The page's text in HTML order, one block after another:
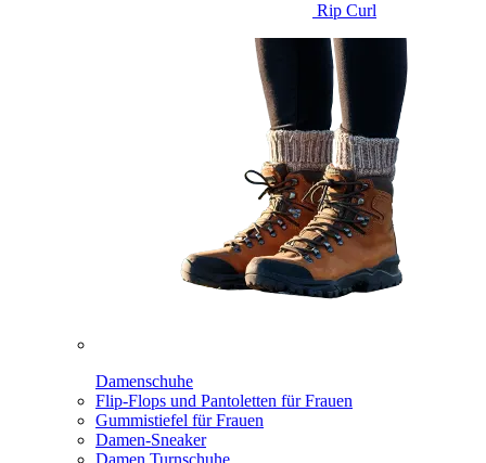
Rip Curl
Damenschuhe
Flip-Flops und Pantoletten für Frauen
Gummistiefel für Frauen
Damen-Sneaker
Damen Turnschuhe